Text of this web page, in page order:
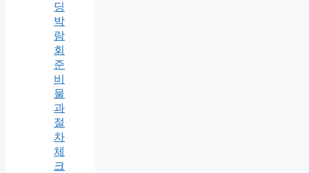
딩
박
람
회
준
비
물
과
절
차
체
크